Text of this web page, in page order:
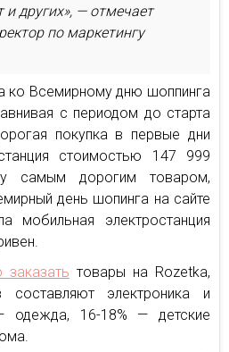
и других», — отмечает
по маркетингу
ко Всемирному дню шоппинга
с периодом до старта
покупка в первые дни
стоимостью 147 999
самым дорогим товаром,
день шопинга на сайте
мобильная электростанция
товары на Rozetka,
составляют электроника и
одежда, 16-18% — детские